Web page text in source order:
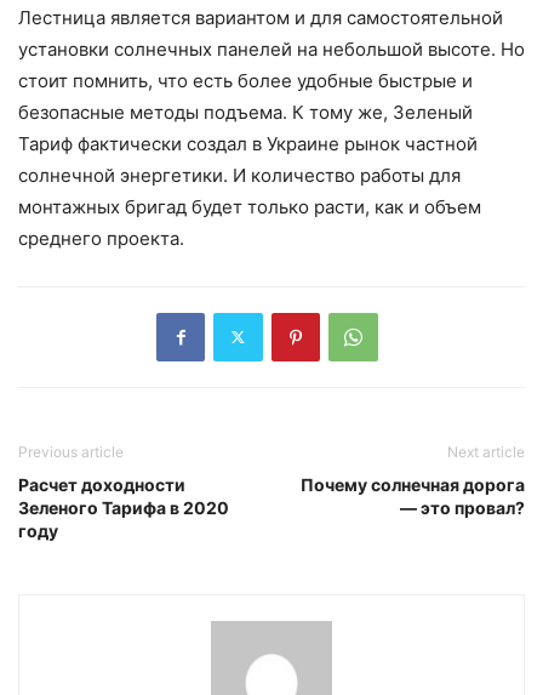
Лестница является вариантом и для самостоятельной
установки солнечных панелей на небольшой высоте. Но
стоит помнить, что есть более удобные быстрые и
безопасные методы подъема. К тому же, Зеленый
Тариф фактически создал в Украине рынок частной
солнечной энергетики. И количество работы для
монтажных бригад будет только расти, как и объем
среднего проекта.
Previous article
Расчет доходности
Зеленого Тарифа в 2020
году
Next article
Почему солнечная дорога
— это провал?